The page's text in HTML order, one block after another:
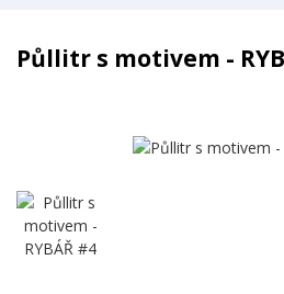
Půllitr s motivem -